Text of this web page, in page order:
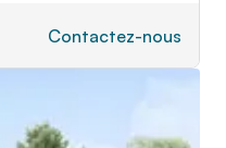
Contactez-nous